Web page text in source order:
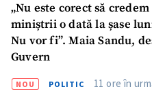
„Nu este corect să
miniștrii o dată la șase
Nu vor fi”. Maia Sandu,
Guvern
NOU POLITIC 11 ore în
Titlu știre
+ Adaugă titlu